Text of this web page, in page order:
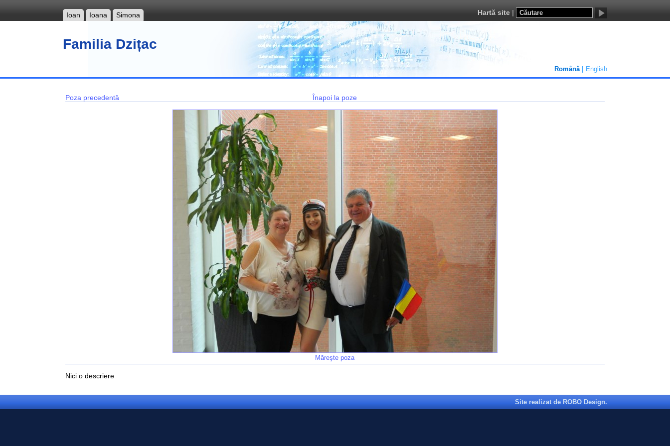
Ioan Ioana Simona Hartă site
Familia Dzițac
Română English
Poza precedentă Înapoi la poze
Măreşte poza
Nici o descriere
Site realizat de ROBO Design.